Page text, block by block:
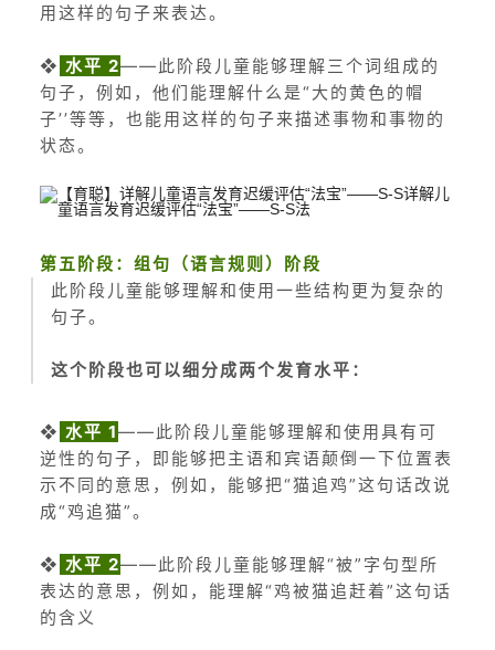
用这样的句子来表达。
❖ 水平 2——此阶段儿童能够理解三个词组成的
句子，例如，他们能理解什么是“大的黄色的帽
子’’等等，也能用这样的句子来描述事物和事物的
状态。
第五阶段：组句（语言规则）阶段
此阶段儿童能够理解和使用一些结构更为复杂的
句子。
这个阶段也可以细分成两个发育水平：
❖ 水平 1——此阶段儿童能够理解和使用具有可
逆性的句子，即能够把主语和宾语颠倒一下位置表
示不同的意思，例如，能够把“猫追鸡”这句话改说
成“鸡追猫”。
❖ 水平 2——此阶段儿童能够理解“被”字句型所
表达的意思，例如，能理解“鸡被猫追赶着”这句话
的含义